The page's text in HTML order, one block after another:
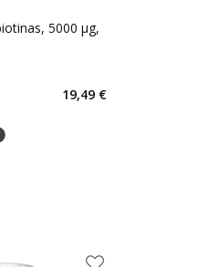
5000 µg,
narių nuolaida
19,49 €